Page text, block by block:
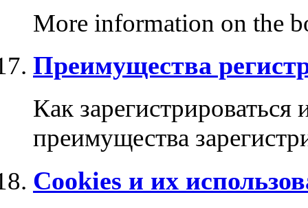
More information on the
Преимущества
Как
преимущества
Cookies и их